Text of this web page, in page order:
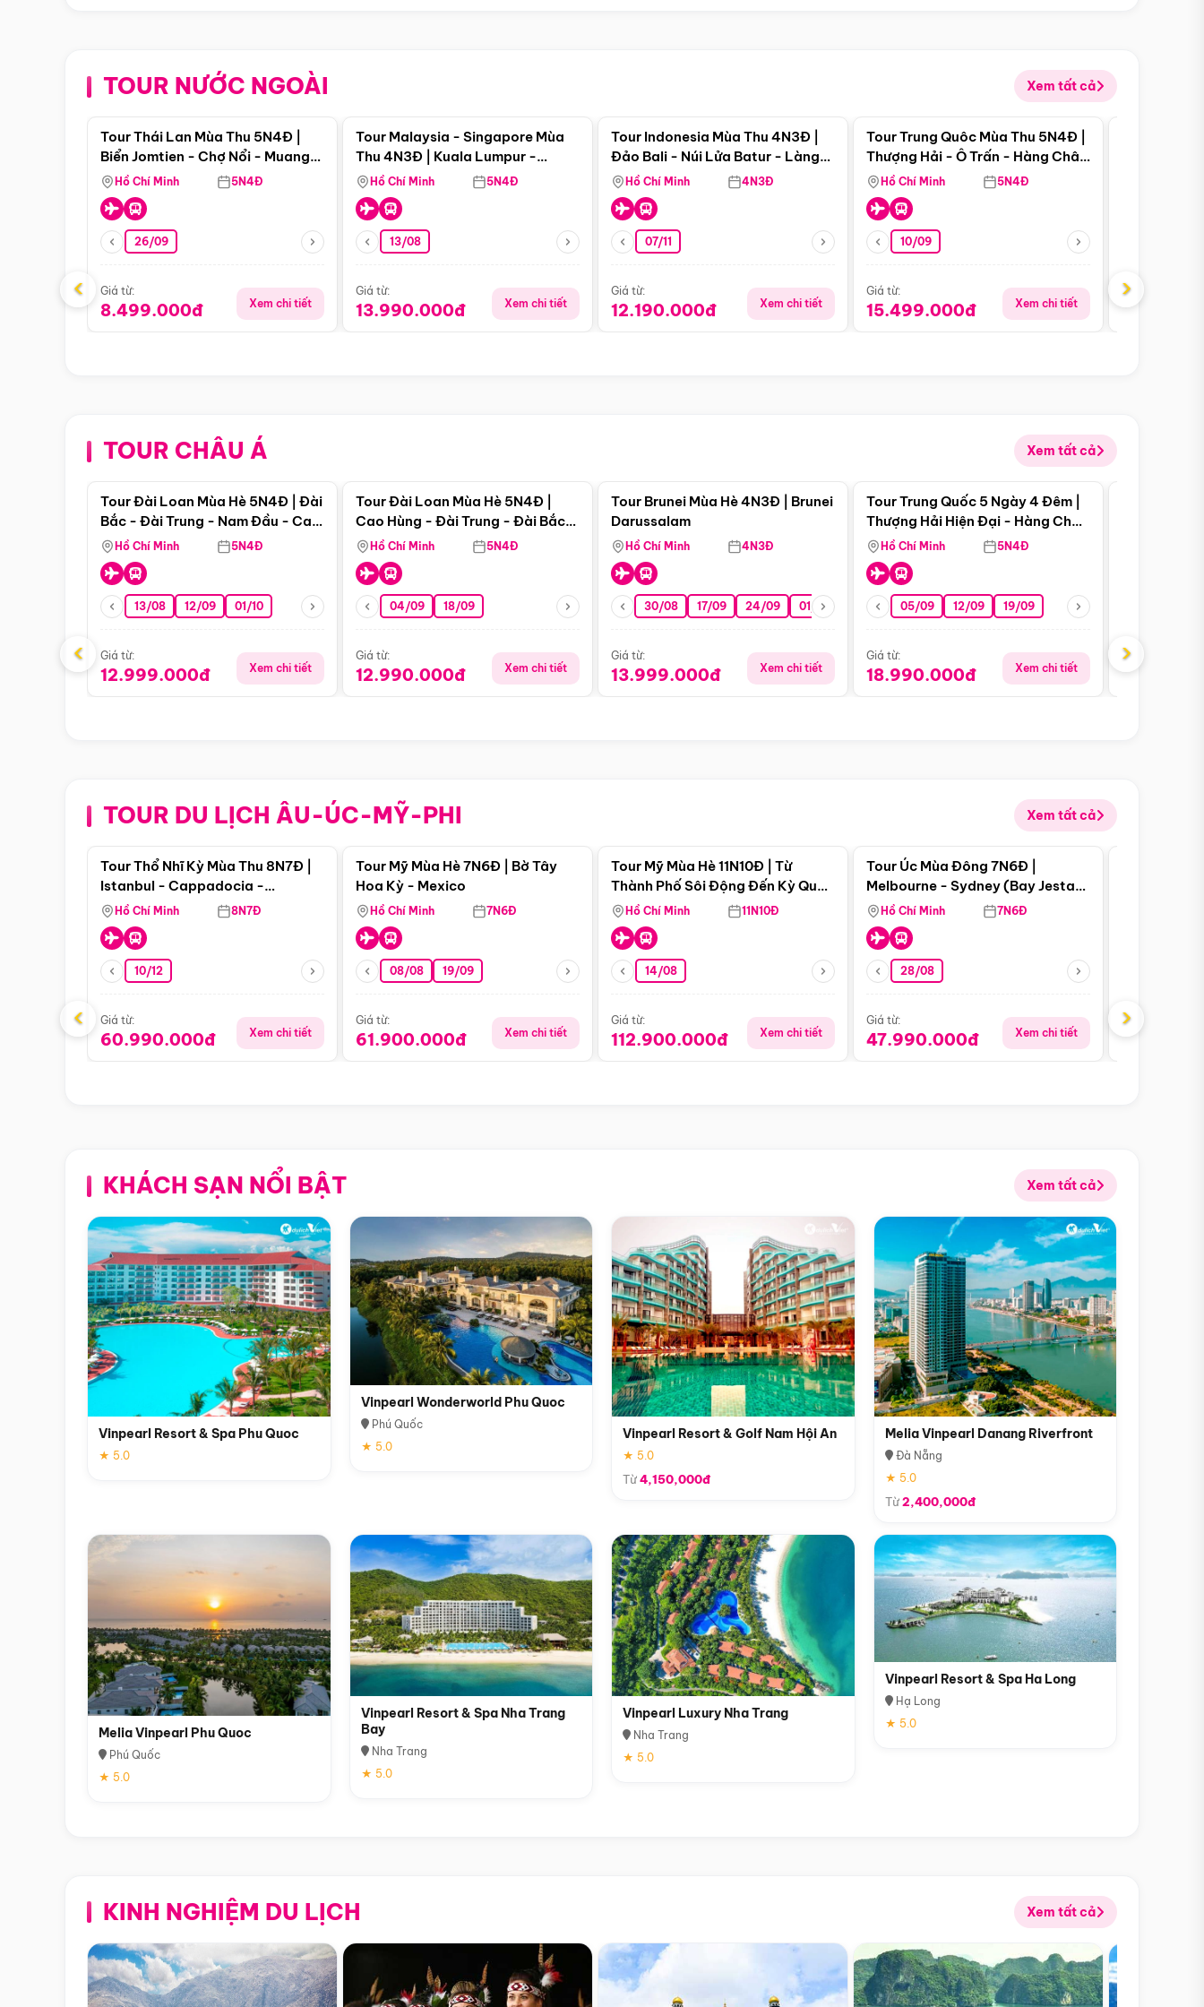
TOUR NƯỚC NGOÀI Xem tất cả
Điểm nổi bật
Tour Thái Lan Mùa Thu 5N4Đ |
Biển Jomtien - Chợ Nổi - Muang
Boran - Suanthai
Hồ Chí Minh 5N4Đ
26/09
Giá từ:
8.499.000đ Xem chi tiết
Tour Malaysia - Singapore Mùa
Thu 4N3Đ | Kuala Lumpur -
Malacca - Johor Baru -
Singapore
Hồ Chí Minh 5N4Đ
13/08
Giá từ:
13.990.000đ Xem chi tiết
Tour Indonesia Mùa Thu 4N3Đ |
Đảo Bali - Núi Lửa Batur - Làng
Penglipuran
Hồ Chí Minh 4N3Đ
07/11
Giá từ:
12.190.000đ Xem chi tiết
Điểm nổi bật
Tour Trung Quôc Mùa Thu 5N4Đ |
Thượng Hải - Ô Trấn - Hàng Châu
(Tour Không Shopping)
Hồ Chí Minh 5N4Đ
10/09
Giá từ:
15.499.000đ Xem chi tiết
Giá từ:
‹ ›
TOUR CHÂU Á Xem tất cả
Điểm nổi bật
Tour Đài Loan Mùa Hè 5N4Đ | Đài
Bắc - Đài Trung - Nam Đầu - Cao
Hùng ( Bay Vn)
Hồ Chí Minh 5N4Đ
13/08 12/09 01/10
Giá từ:
12.999.000đ Xem chi tiết
Tour Đài Loan Mùa Hè 5N4Đ |
Cao Hùng - Đài Trung - Đài Bắc
(Bay Vj)
Hồ Chí Minh 5N4Đ
04/09 18/09
Giá từ:
12.990.000đ Xem chi tiết
Tour Brunei Mùa Hè 4N3Đ | Brunei
Darussalam
Hồ Chí Minh 4N3Đ
30/08 17/09 24/09 01/10 15/10 29/10
Giá từ:
13.999.000đ Xem chi tiết
Điểm nổi bật
Tour Trung Quốc 5 Ngày 4 Đêm |
Thượng Hải Hiện Đại - Hàng Châu
Nên Thơ - Ô Trấn Cổ Kính
Hồ Chí Minh 5N4Đ
05/09 12/09 19/09
Giá từ:
18.990.000đ Xem chi tiết
Giá từ:
‹ ›
TOUR DU LỊCH ÂU-ÚC-MỸ-PHI Xem tất cả
Điểm nổi bật
Tour Thổ Nhĩ Kỳ Mùa Thu 8N7Đ |
Istanbul - Cappadocia -
Pamukkale
Hồ Chí Minh 8N7Đ
10/12
Giá từ:
60.990.000đ Xem chi tiết
Tour Mỹ Mùa Hè 7N6Đ | Bờ Tây
Hoa Kỳ - Mexico
Hồ Chí Minh 7N6Đ
08/08 19/09
Giá từ:
61.900.000đ Xem chi tiết
Tour Mỹ Mùa Hè 11N10Đ | Từ
Thành Phố Sôi Động Đến Kỳ Quan
Thiên Nhiên Mỹ
Hồ Chí Minh 11N10Đ
14/08
Giá từ:
112.900.000đ Xem chi tiết
Điểm nổi bật
Tour Úc Mùa Đông 7N6Đ |
Melbourne - Sydney (Bay Jestar
Airways)
Hồ Chí Minh 7N6Đ
28/08
Giá từ:
47.990.000đ Xem chi tiết
Giá từ:
‹ ›
KHÁCH SẠN NỔI BẬT Xem tất cả
Vinpearl Resort & Spa Phu Quoc
★ 5.0
Vinpearl Wonderworld Phu Quoc
Phú Quốc
★ 5.0
Vinpearl Resort & Golf Nam Hội An
★ 5.0
Từ4,150,000đ
Melia Vinpearl Danang Riverfront
Đà Nẵng
★ 5.0
Từ2,400,000đ
Melia Vinpearl Phu Quoc
Phú Quốc
★ 5.0
Vinpearl Resort & Spa Nha Trang
Bay
Nha Trang
★ 5.0
Vinpearl Luxury Nha Trang
Nha Trang
★ 5.0
Vinpearl Resort & Spa Ha Long
Hạ Long
★ 5.0
KINH NGHIỆM DU LỊCH Xem tất cả